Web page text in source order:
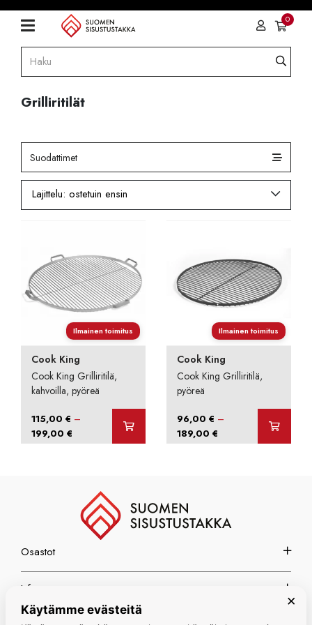
0
Grilliritilät
Suodattimet
Ilmainen toimitus
Cook King
Cook King Grilliritilä,
kahvoilla, pyöreä
115,00€ –
199,00€
115,00 €
Ilmainen toimitus
Cook King
Cook King Grilliritilä,
pyöreä
96,00€ –
189,00€
96,00 €
Osastot
Info
×
Käytämme evästeitä